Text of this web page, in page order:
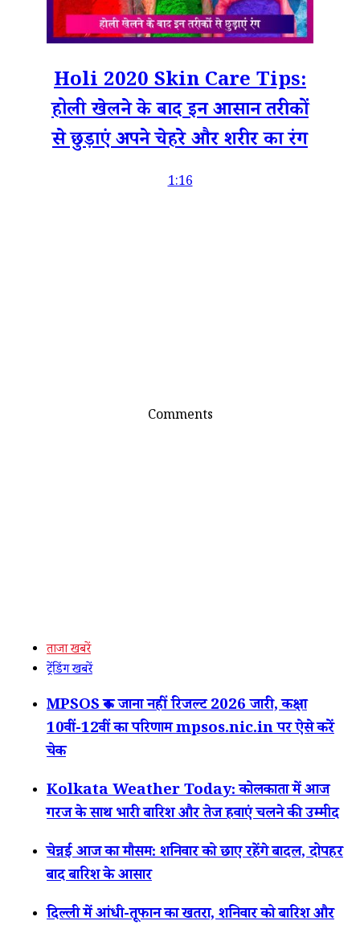
Holi 2020 Skin Care Tips:
होली खेलने के बाद इन आसान तरीकों
से छुड़ाएं अपने चेहरे और शरीर का रंग
1:16
Comments
ताजा खबरें
ट्रेंडिंग खबरें
MPSOS रुक जाना नहीं रिजल्ट 2026 जारी, कक्षा
10वीं-12वीं का परिणाम mpsos.nic.in पर ऐसे करें
चेक
Kolkata Weather Today: कोलकाता में आज
गरज के साथ भारी बारिश और तेज हवाएं चलने की उम्मीद
चेन्नई आज का मौसम: शनिवार को छाए रहेंगे बादल, दोपहर
बाद बारिश के आसार
दिल्ली में आंधी-तूफान का खतरा, शनिवार को बारिश और